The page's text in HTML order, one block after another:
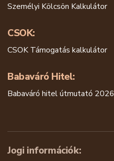
Személyi Kölcsön Kalkulátor
CSOK:
CSOK Támogatás kalkulátor
Babaváró Hitel:
Babaváró hitel útmutató 2026
Jogi információk: